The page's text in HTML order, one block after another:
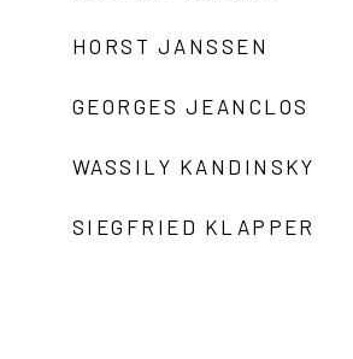
HORST JANSSEN
GEORGES JEANCLOS
WASSILY KANDINSKY
SIEGFRIED KLAPPER